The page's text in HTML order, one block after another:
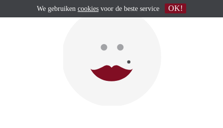
We gebruiken cookies voor de beste service OK!